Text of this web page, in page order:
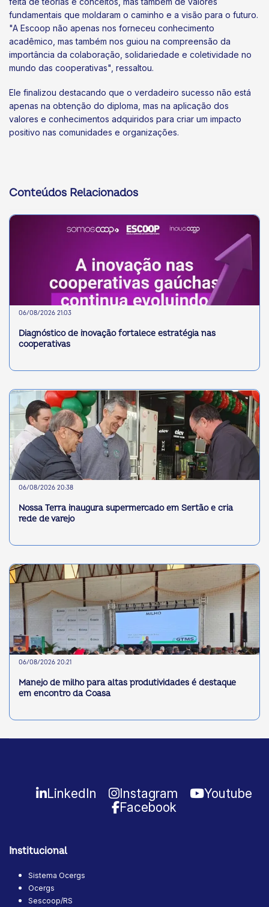
fundamentais que moldaram o caminho e a visão para o futuro.
"A Escoop não apenas nos forneceu conhecimento
acadêmico, mas também nos guiou na compreensão da
importância da colaboração, solidariedade e coletividade no
mundo das cooperativas", ressaltou.
Ele finalizou destacando que o verdadeiro sucesso não está
apenas na obtenção do diploma, mas na aplicação dos
valores e conhecimentos adquiridos para criar um impacto
positivo nas comunidades e organizações.
Conteúdos Relacionados
06/08/2026 21:03
Diagnóstico de inovação fortalece estratégia nas
cooperativas
06/08/2026 20:38
Nossa Terra inaugura supermercado em Sertão e cria
rede de varejo
06/08/2026 20:21
Manejo de milho para altas produtividades é destaque
em encontro da Coasa
LinkedIn Instagram
Youtube
Facebook
Institucional
Sistema Ocergs
Ocergs
Sescoop/RS